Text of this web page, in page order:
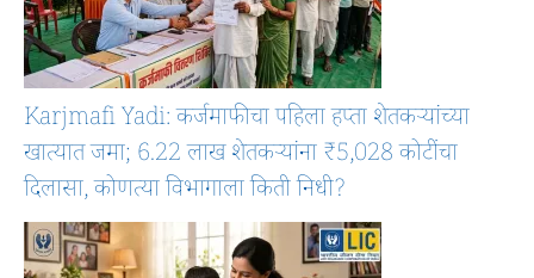
Karjmafi Yadi: कर्जमाफीचा पहिला हप्ता शेतकऱ्यांच्या
खात्यात जमा; 6.22 लाख शेतकऱ्यांना ₹5,028 कोटींचा
दिलासा, कोणत्या विभागाला किती निधी?